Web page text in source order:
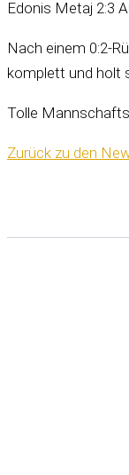
Edonis Metaj 2:3
Nach einem 0:2-
komplett und holt
Tolle
Zurück zu den